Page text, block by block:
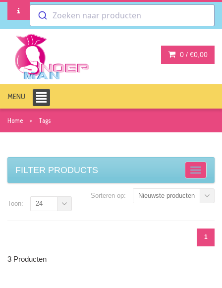
Zoeken naar producten
0 / €0,00
MENU
Home Tags
FILTER PRODUCTS
Sorteren op: Nieuwste producten
1
Toon: 24
3 Producten